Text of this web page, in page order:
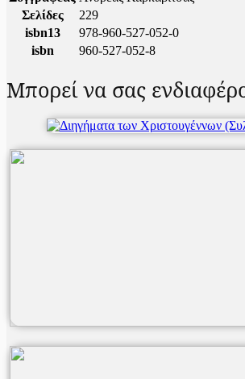
Σελίδες
229
isbn13
978-960-527-052-0
isbn
960-527-052-8
Μπορεί να σας